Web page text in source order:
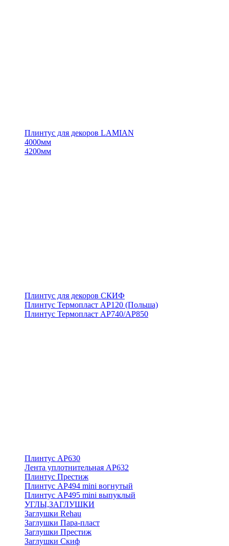
Плинтус для декоров LAMIAN
4000мм
4200мм
Плинтус для декоров СКИФ
Плинтус Термопласт АР120 (Польша)
Плинтус Термопласт АР740/АР850
Плинтус АР630
Лента уплотнительная АР632
Плинтус Престиж
Плинтус АР494 mini вогнутый
Плинтус АР495 mini выпуклый
УГЛЫ,ЗАГЛУШКИ
Заглушки Rehau
Заглушки Пара-пласт
Заглушки Престиж
Заглушки Скиф